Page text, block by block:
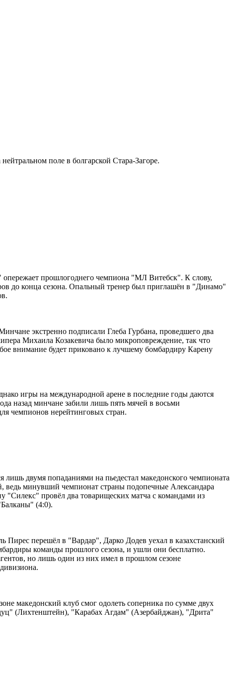
поле в болгарской Стара-Загоре.
прошлогоднего чемпиона "МЛ Витебск". К слову,
до конца сезона. Опальный тренер был приглашён в "Динамо"
экстренно подписали Глеба Гурбана, проведшего два
Михаила Козакевича было микроповреждение, так что
внимание будет приковано к лучшему бомбардиру Карену
игры на международной арене в последние годы даются
назад минчане забили лишь пять мячей в восьми
чемпионов нерейтинговых стран.
двумя попаданиями на пьедестал македонского чемпионата
ведь минувший чемпионат страны подопечные Александара
"Силекс" провёл два товарищеских матча с командами из
(4:0).
перешёл в "Вардар", Дарко Додев уехал в казахстанский
команды прошлого сезона, и ушли они бесплатно.
но лишь один из них имел в прошлом сезоне
македонский клуб смог одолеть соперника по сумме двух
(Лихтенштейн), "Карабах Агдам" (Азербайджан), "Дрита"